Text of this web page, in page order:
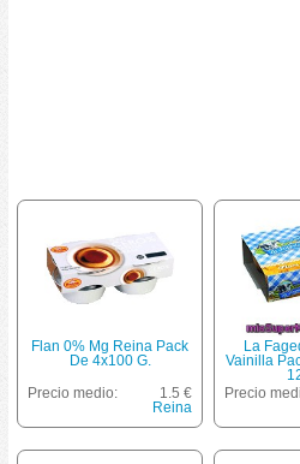
Flan 0% Mg Reina Pack
De 4x100 G.
Precio medio:
1.5 €
Reina
La
Vainilla
Precio